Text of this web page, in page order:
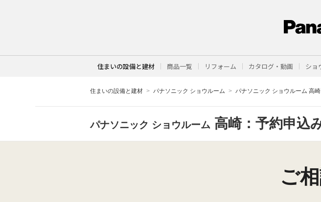
住まいの設備と建材 商品一覧 リフォーム カタログ・動画 ショ
住まいの設備と建材 パナソニック ショウルーム パナソニック ショウルーム 高崎
パナソニック ショウルーム 高崎：予約申込
ご